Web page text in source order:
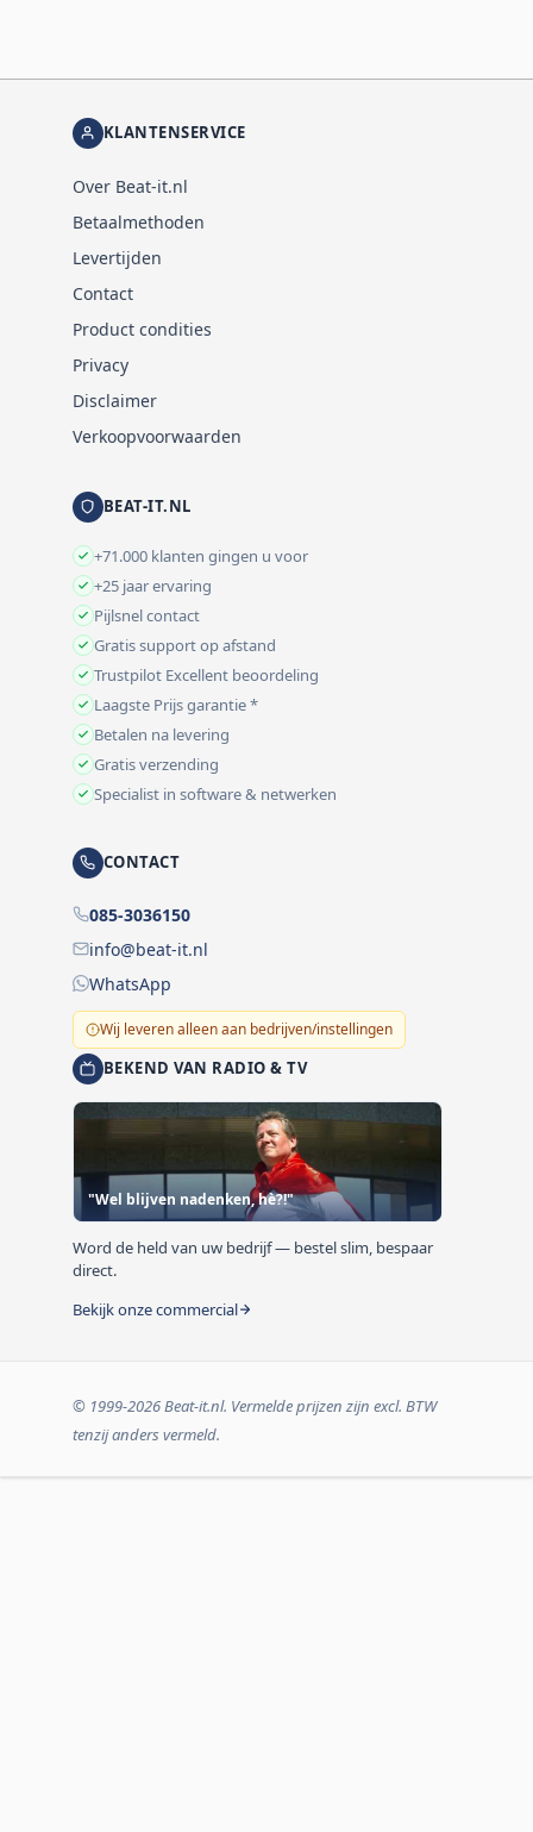
KLANTENSERVICE
Over Beat-it.nl
Betaalmethoden
Levertijden
Contact
Product condities
Privacy
Disclaimer
Verkoopvoorwaarden
BEAT-IT.NL
+71.000 klanten gingen u voor
+25 jaar ervaring
Pijlsnel contact
Gratis support op afstand
Trustpilot Excellent beoordeling
Laagste Prijs garantie *
Betalen na levering
Gratis verzending
Specialist in software & netwerken
CONTACT
085-3036150
info@beat-it.nl
WhatsApp
Wij leveren alleen aan bedrijven/instellingen
BEKEND VAN RADIO & TV
"Wel blijven nadenken, hè?!"
Word de held van uw bedrijf — bestel slim, bespaar
direct.
Bekijk onze commercial
© 1999-2026 Beat-it.nl. Vermelde prijzen zijn excl. BTW
tenzij anders vermeld.